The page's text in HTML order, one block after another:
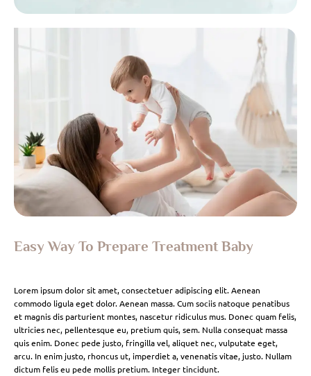
Easy Way To Prepare Treatment Baby
Lorem ipsum dolor sit amet, consectetuer adipiscing elit. Aenean
commodo ligula eget dolor. Aenean massa. Cum sociis natoque penatibus
et magnis dis parturient montes, nascetur ridiculus mus. Donec quam felis,
ultricies nec, pellentesque eu, pretium quis, sem. Nulla consequat massa
quis enim. Donec pede justo, fringilla vel, aliquet nec, vulputate eget,
arcu. In enim justo, rhoncus ut, imperdiet a, venenatis vitae, justo. Nullam
dictum felis eu pede mollis pretium. Integer tincidunt.